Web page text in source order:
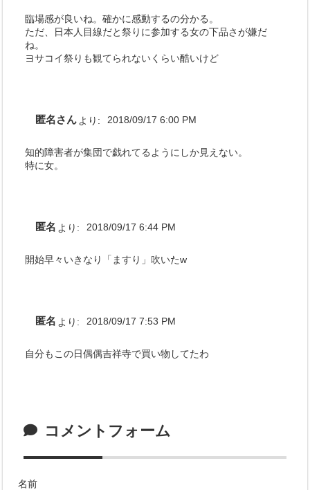
臨場感が良いね。確かに感動するの分かる。
ただ、日本人目線だと祭りに参加する女の下品さが嫌だ
ね。
ヨサコイ祭りも観てられないくらい酷いけど
匿名さん より: 2018/09/17 6:00 PM
知的障害者が集団で戯れてるようにしか見えない。
特に女。
匿名 より: 2018/09/17 6:44 PM
開始早々いきなり「ますり」吹いたw
匿名 より: 2018/09/17 7:53 PM
自分もこの日偶偶吉祥寺で買い物してたわ
コメントフォーム
名前